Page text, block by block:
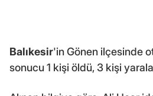
Balıkesir'in Gönen ilçesinde
sonucu 1 kişi öldü, 3 kişi